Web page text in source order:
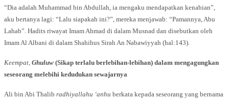
“Dia adalah Muhammad bin Abdullah, ia mengaku mendapatkan kenabian”,
aku bertanya lagi: “Lalu siapakah ini?”, mereka menjawab: “Pamannya, Abu
Lahab”. Hadits riwayat Imam Ahmad di dalam Musnad dan disebutkan oleh
Imam Al Albani di dalam Shahihus Sirah An Nabawiyyah (hal:143).
Keempat, Ghuluw (Sikap terlalu berlebihan-lebihan) dalam mengagungkan
seseorang melebihi kedudukan sewajarnya
Ali bin Abi Thalib radhiyallahu ‘anhu berkata kepada seseorang yang bernama